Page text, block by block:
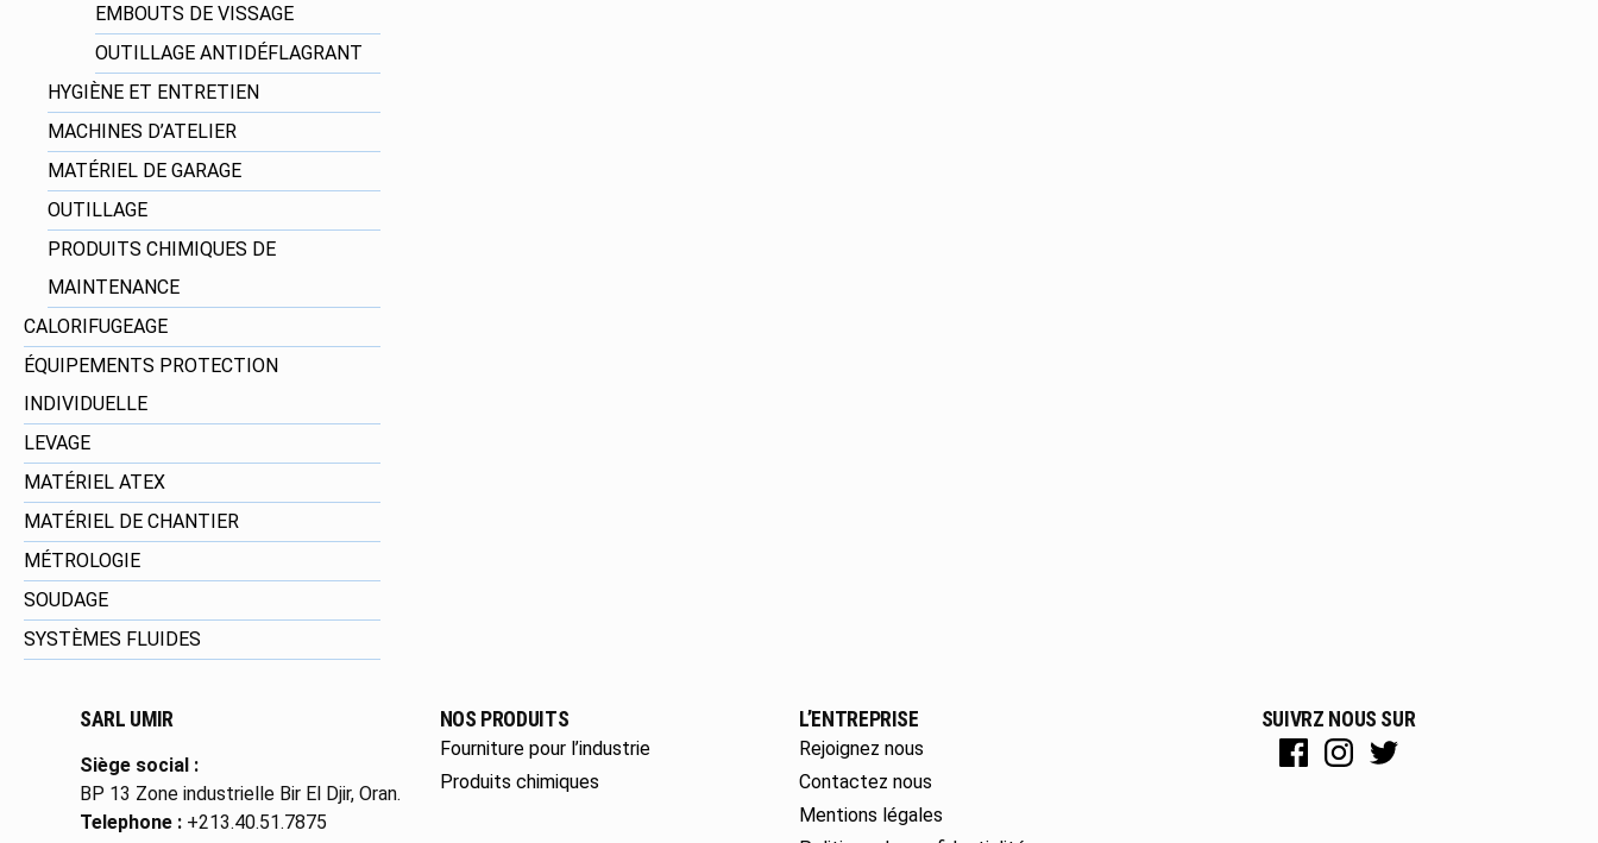
EMBOUTS DE VISSAGE
OUTILLAGE ANTIDÉFLAGRANT
HYGIÈNE ET ENTRETIEN
MACHINES D’ATELIER
MATÉRIEL DE GARAGE
OUTILLAGE
PRODUITS CHIMIQUES DE
MAINTENANCE
CALORIFUGEAGE
ÉQUIPEMENTS PROTECTION
INDIVIDUELLE
LEVAGE
MATÉRIEL ATEX
MATÉRIEL DE CHANTIER
MÉTROLOGIE
SOUDAGE
SYSTÈMES FLUIDES
SARL UMIR
Siège social :
BP 13 Zone industrielle Bir El Djir, Oran.
Telephone : +213.40.51.7875
NOS PRODUITS
Fourniture pour l’industrie
Produits chimiques
L’ENTREPRISE
Rejoignez nous
Contactez nous
Mentions légales
SUIVRZ NOUS SUR